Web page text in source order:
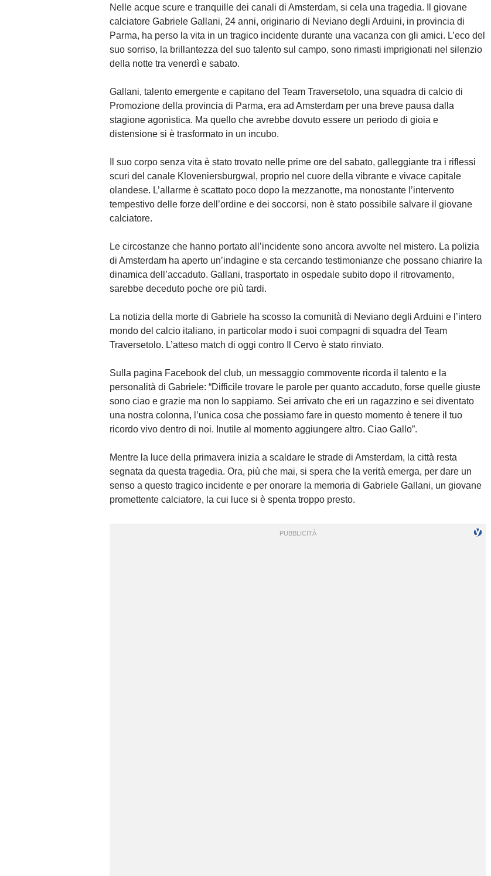
Nelle acque scure e tranquille dei canali di Amsterdam, si cela una tragedia. Il giovane
calciatore Gabriele Gallani, 24 anni, originario di Neviano degli Arduini, in provincia di
Parma, ha perso la vita in un tragico incidente durante una vacanza con gli amici. L’eco del
suo sorriso, la brillantezza del suo talento sul campo, sono rimasti imprigionati nel silenzio
della notte tra venerdì e sabato.
Gallani, talento emergente e capitano del Team Traversetolo, una squadra di calcio di
Promozione della provincia di Parma, era ad Amsterdam per una breve pausa dalla
stagione agonistica. Ma quello che avrebbe dovuto essere un periodo di gioia e
distensione si è trasformato in un incubo.
Il suo corpo senza vita è stato trovato nelle prime ore del sabato, galleggiante tra i riflessi
scuri del canale Kloveniersburgwal, proprio nel cuore della vibrante e vivace capitale
olandese. L’allarme è scattato poco dopo la mezzanotte, ma nonostante l’intervento
tempestivo delle forze dell’ordine e dei soccorsi, non è stato possibile salvare il giovane
calciatore.
Le circostanze che hanno portato all’incidente sono ancora avvolte nel mistero. La polizia
di Amsterdam ha aperto un’indagine e sta cercando testimonianze che possano chiarire la
dinamica dell’accaduto. Gallani, trasportato in ospedale subito dopo il ritrovamento,
sarebbe deceduto poche ore più tardi.
La notizia della morte di Gabriele ha scosso la comunità di Neviano degli Arduini e l’intero
mondo del calcio italiano, in particolar modo i suoi compagni di squadra del Team
Traversetolo. L’atteso match di oggi contro Il Cervo è stato rinviato.
Sulla pagina Facebook del club, un messaggio commovente ricorda il talento e la
personalità di Gabriele: “Difficile trovare le parole per quanto accaduto, forse quelle giuste
sono ciao e grazie ma non lo sappiamo. Sei arrivato che eri un ragazzino e sei diventato
una nostra colonna, l’unica cosa che possiamo fare in questo momento è tenere il tuo
ricordo vivo dentro di noi. Inutile al momento aggiungere altro. Ciao Gallo”.
Mentre la luce della primavera inizia a scaldare le strade di Amsterdam, la città resta
segnata da questa tragedia. Ora, più che mai, si spera che la verità emerga, per dare un
senso a questo tragico incidente e per onorare la memoria di Gabriele Gallani, un giovane
promettente calciatore, la cui luce si è spenta troppo presto.